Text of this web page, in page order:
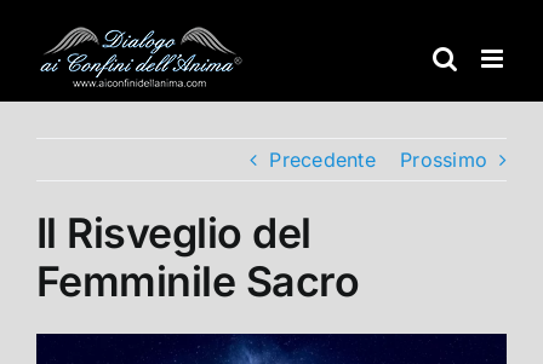
contenuto
Precedente Prossimo
Il Risveglio del
Femminile Sacro